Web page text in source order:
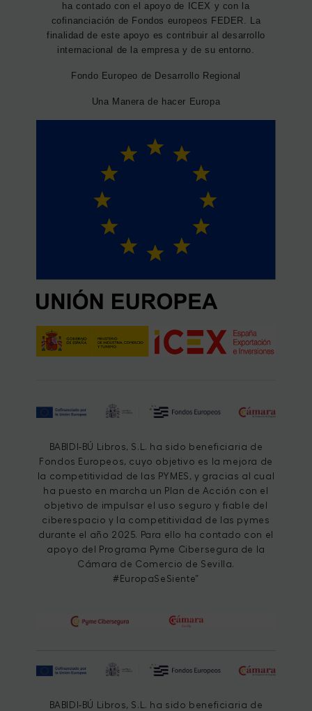
ha contado con el apoyo de ICEX y con la
cofinanciación de Fondos europeos FEDER. La
finalidad de este apoyo es contribuir al desarrollo
internacional de la empresa y de su entorno.
Fondo Europeo de Desarrollo Regional
Una Manera de hacer Europa
BABIDI-BÚ Libros, S.L. ha sido beneficiaria de
Fondos Europeos, cuyo objetivo es la mejora de
la competitividad de las PYMES, y gracias al cual
ha puesto en marcha un Plan de Acción con el
objetivo de impulsar el uso seguro y fiable del
ciberespacio y la competitividad de las pymes
durante el año 2025. Para ello ha contado con el
apoyo del Programa Pyme Cibersegura de la
Cámara de Comercio de Sevilla.
#EuropaSeSiente”
BABIDI-BÚ Libros, S.L. ha sido beneficiaria de